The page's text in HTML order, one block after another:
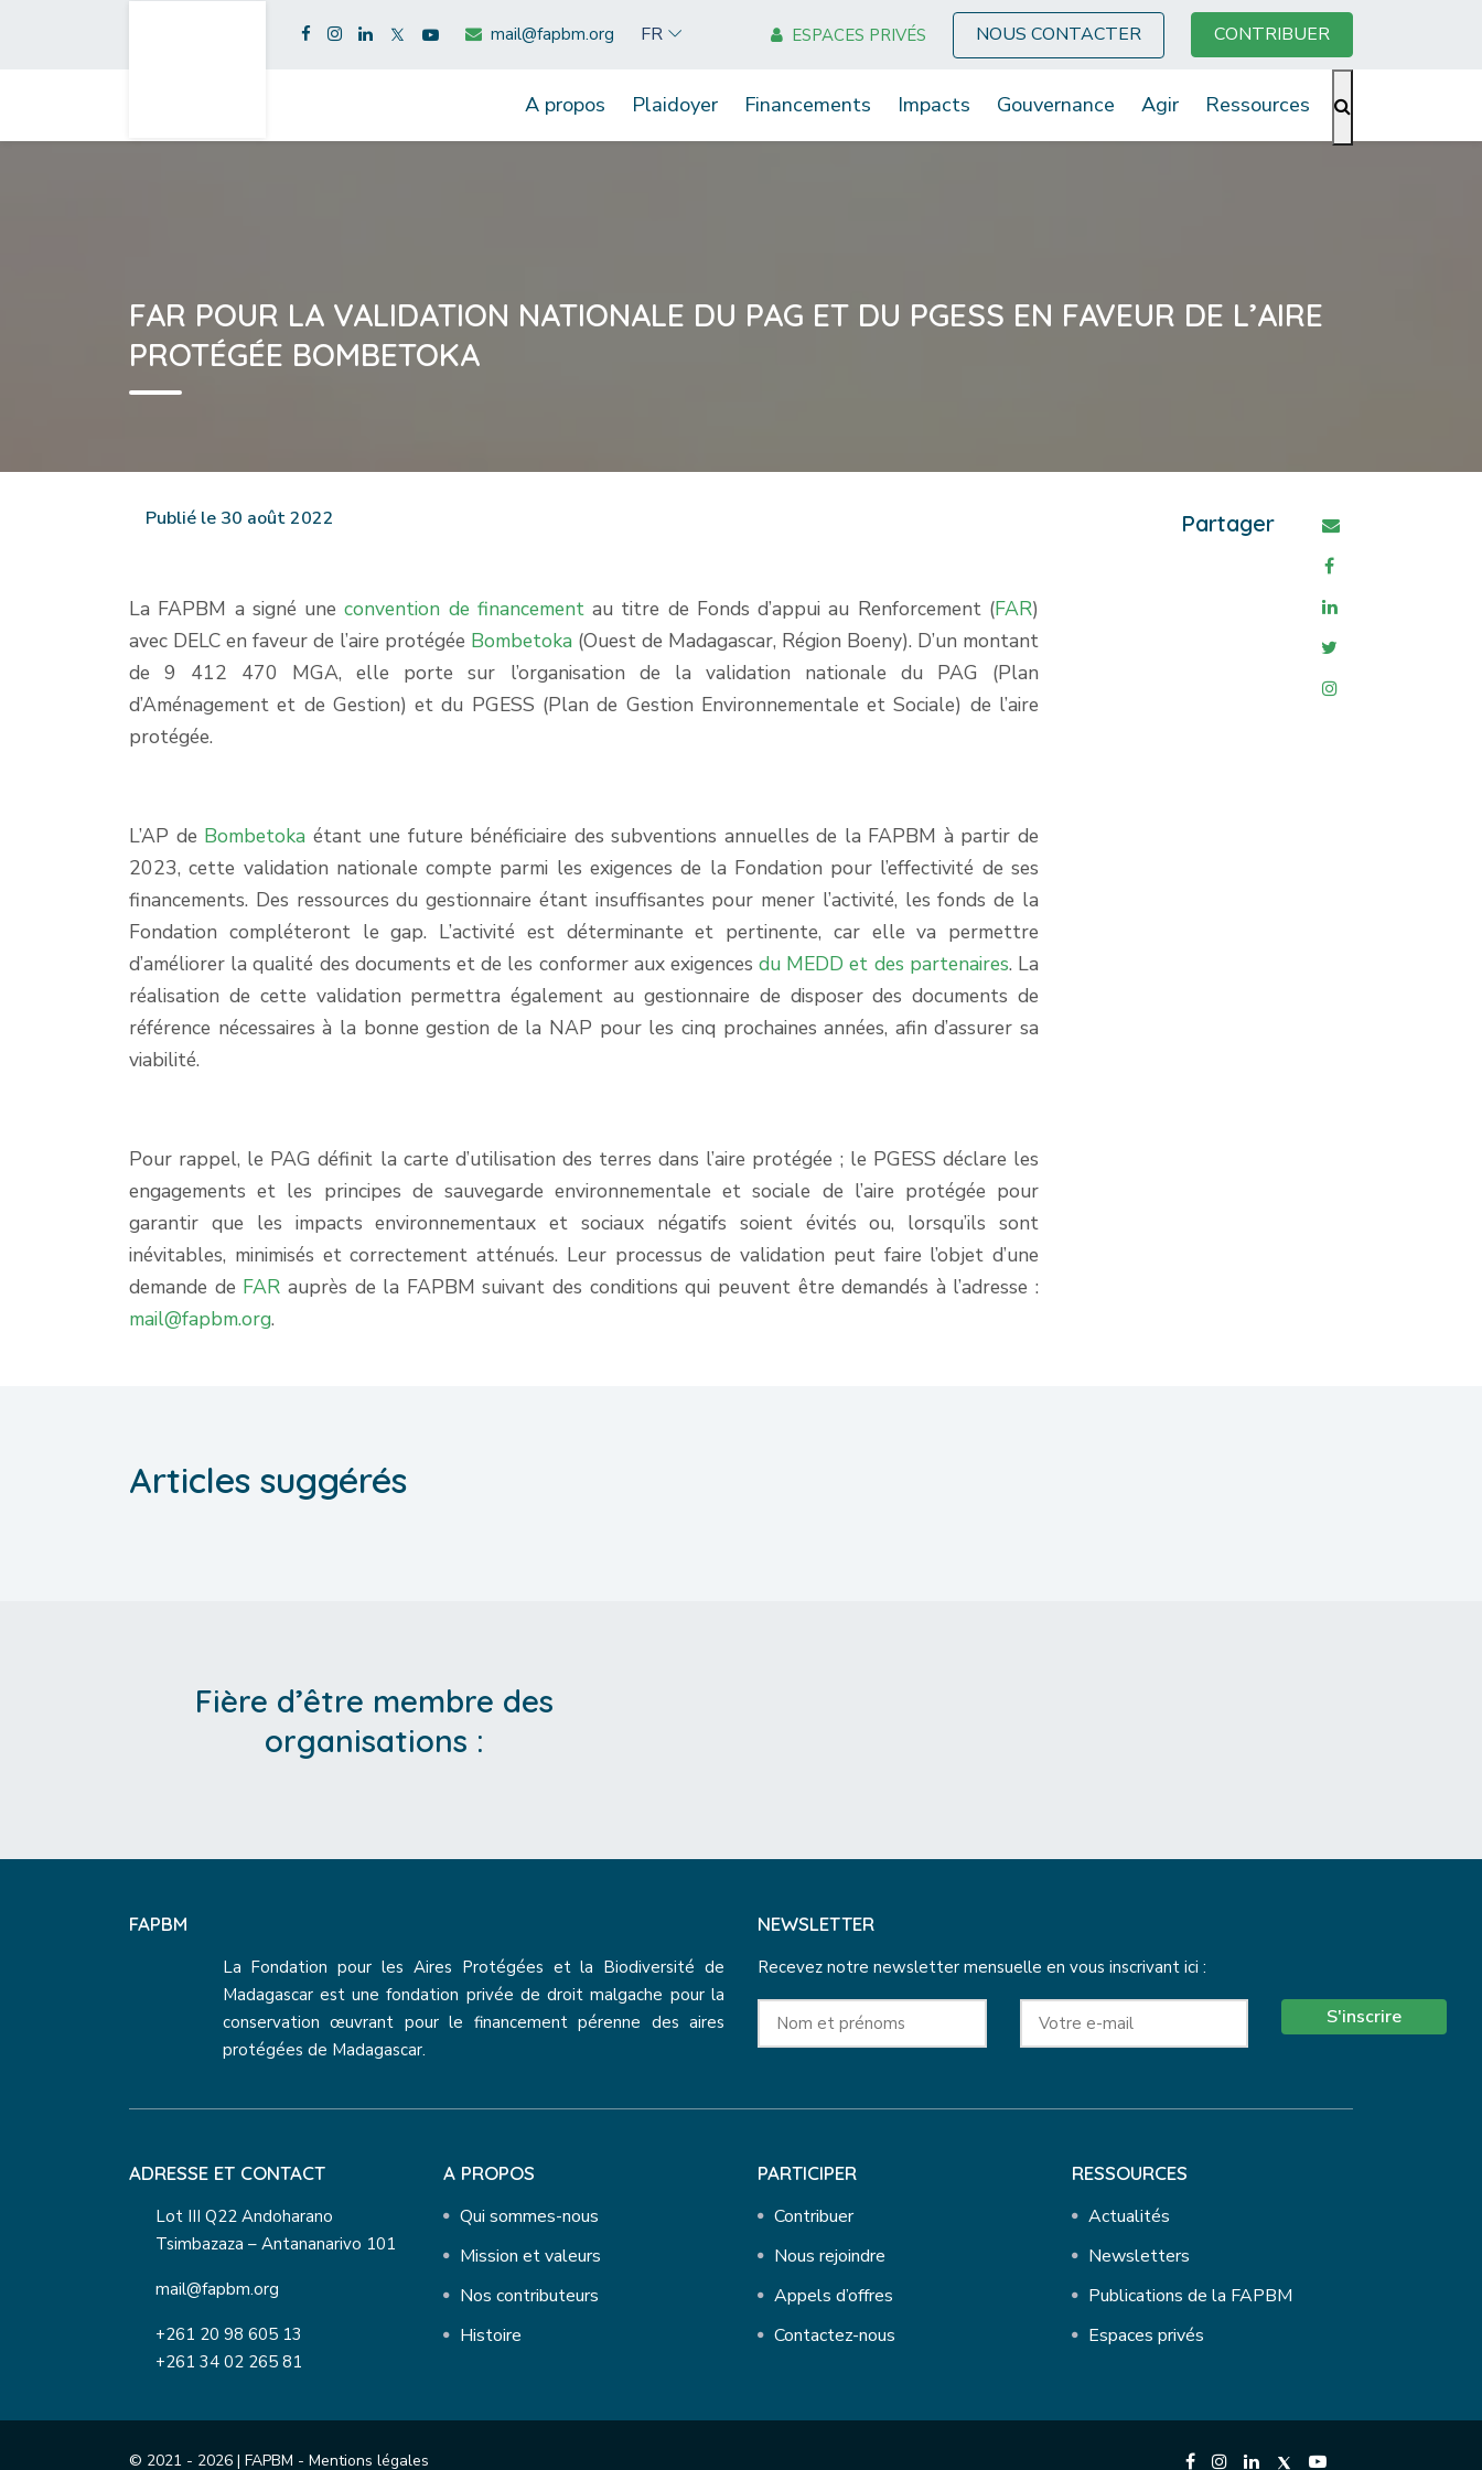
mail@fapbm.org FR ESPACES PRIVÉS NOUS CONTACTER CONTRIBUER
A propos Plaidoyer Financements Impacts Gouvernance Agir Ressources
FAR POUR LA VALIDATION NATIONALE DU PAG ET DU PGESS EN FAVEUR DE L’AIRE
PROTÉGÉE BOMBETOKA
Publié le 30 août 2022
La FAPBM a signé uneconvention de financementau titre de Fonds d’appui au Renforcement (FAR)
avec DELC en faveur de l’aire protégée Bombetoka (Ouest de Madagascar, Région Boeny). D’un montant
de 9 412 470 MGA, elle porte sur l’organisation de la validation nationale du PAG (Plan
d’Aménagement et de Gestion) et du PGESS (Plan de Gestion Environnementale et Sociale) de l’aire
protégée.
L’AP de Bombetoka étant une future bénéficiaire des subventions annuelles de la FAPBM à partir de
2023, cette validation nationale compte parmi les exigences de la Fondation pour l’effectivité de ses
financements. Des ressources du gestionnaire étant insuffisantes pour mener l’activité, les fonds de la
Fondation compléteront le gap. L’activité est déterminante et pertinente, car elle va permettre
d’améliorer la qualité des documents et de les conformer aux exigencesdu MEDD et des partenaires. La
réalisation de cette validation permettra également au gestionnaire de disposer des documents de
référence nécessaires à la bonne gestion de la NAP pour les cinq prochaines années, afin d’assurer sa
viabilité.
Pour rappel, le PAG définit la carte d’utilisation des terres dans l’aire protégée ; le PGESS déclare les
engagements et les principes de sauvegarde environnementale et sociale de l’aire protégée pour
garantir que les impacts environnementaux et sociaux négatifs soient évités ou, lorsqu’ils sont
inévitables, minimisés et correctement atténués. Leur processus de validation peut faire l’objet d’une
demande de FAR auprès de la FAPBM suivant des conditions qui peuvent être demandés à l’adresse :
mail@fapbm.org.
Partager
Articles suggérés
Fière d’être membre des
organisations :
FAPBM
La Fondation pour les Aires Protégées et la Biodiversité de
Madagascar est une fondation privée de droit malgache pour la
conservation œuvrant pour le financement pérenne des aires
protégées de Madagascar.
NEWSLETTER
Recevez notre newsletter mensuelle en vous inscrivant ici :
S'inscrire
ADRESSE ET CONTACT
Lot III Q22 Andoharano
Tsimbazaza – Antananarivo 101
mail@fapbm.org
+261 20 98 605 13
+261 34 02 265 81
A PROPOS
Qui sommes-nous
Mission et valeurs
Nos contributeurs
Histoire
PARTICIPER
Contribuer
Nous rejoindre
Appels d’offres
Contactez-nous
RESSOURCES
Actualités
Newsletters
Publications de la FAPBM
Espaces privés
© 2021 - 2026 | FAPBM - Mentions légales